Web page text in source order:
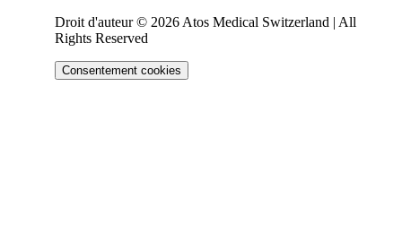
Droit d'auteur © 2026 Atos Medical Switzerland | All
Rights Reserved
Consentement cookies